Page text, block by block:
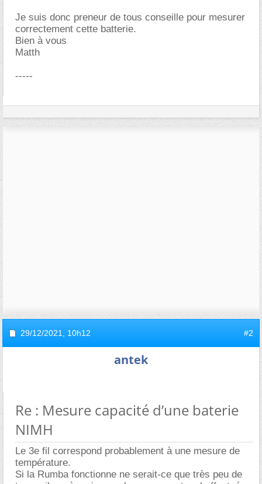
Je suis donc preneur de tous conseille pour mesurer
correctement cette batterie.
Bien à vous
Matth
-----
29/12/2021, 10h12 #2
antek
Re : Mesure capacité d’une baterie
NIMH
Le 3e fil correspond probablement à une mesure de
température.
Si la Rumba fonctionne ne serait-ce que très peu de